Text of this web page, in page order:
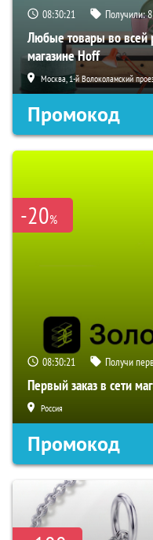
08:30:20 Получили:
Любые товары во всей
магазине Hoff
Москва, 1-й Волоколамский
Промокод
-20%
08:30:20 Получи
Первый заказ в сети
Россия
Промокод